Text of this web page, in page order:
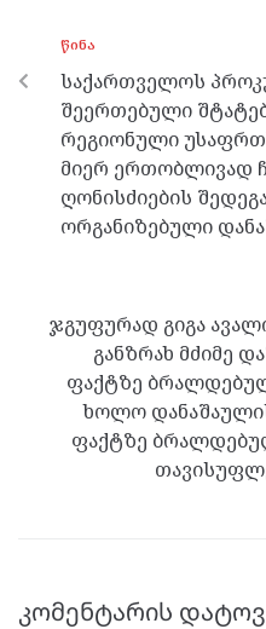
o
o
k
er m
ᲬᲘᲜᲐ
საქართველოს
შეერთებული
რეგიონული
მიერ ერთობლივად
ღონისძიების
ორგანიზებული
ჯგუფურად გიგა
განზრახ მძიმე
ფაქტზე
ხოლო
ფაქტზე
კომენტარის